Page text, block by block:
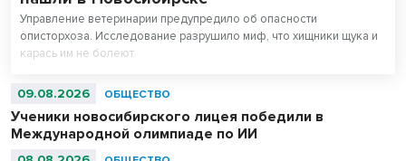
Управление ветеринарии предупредило об опасности
описторхоза. Исследование разрушило миф, что хищники щука и
карась им не болеют.
09.08.2026 ОБЩЕСТВО
Ученики новосибирского лицея победили в
Международной олимпиаде по ИИ